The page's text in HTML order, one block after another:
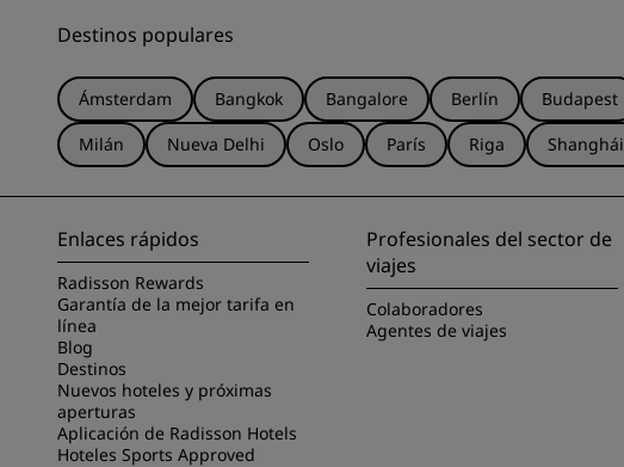
Destinos populares
Ámsterdam Bangkok Bangalore Berlín Budapest
Milán
Nueva Delhi Oslo París Riga Shanghái
Enlaces rápidos
Radisson Rewards
Garantía de la mejor tarifa en
línea
Blog
Destinos
Nuevos hoteles y próximas
aperturas
Aplicación de Radisson Hotels
Hoteles Sports Approved
Profesionales del sector de
viajes
Colaboradores
Agentes de viajes